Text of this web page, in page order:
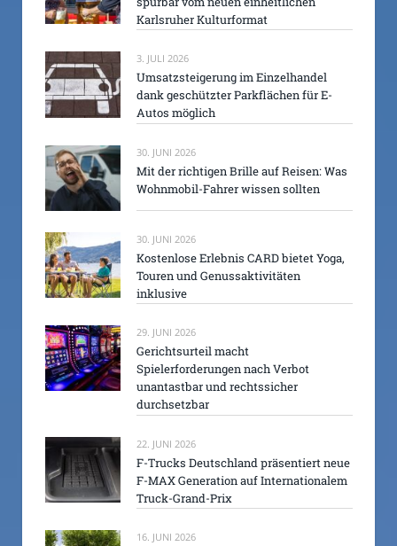
Karlsruher Kulturformat
3. JULI 2026
Umsatzsteigerung im Einzelhandel
dank geschützter Parkflächen für E-
Autos möglich
30. JUNI 2026
Mit der richtigen Brille auf Reisen: Was
Wohnmobil-Fahrer wissen sollten
30. JUNI 2026
Kostenlose Erlebnis CARD bietet Yoga,
Touren und Genussaktivitäten
inklusive
29. JUNI 2026
Gerichtsurteil macht
Spielerforderungen nach Verbot
unantastbar und rechtssicher
durchsetzbar
22. JUNI 2026
F-Trucks Deutschland präsentiert neue
F-MAX Generation auf Internationalem
Truck-Grand-Prix
16. JUNI 2026